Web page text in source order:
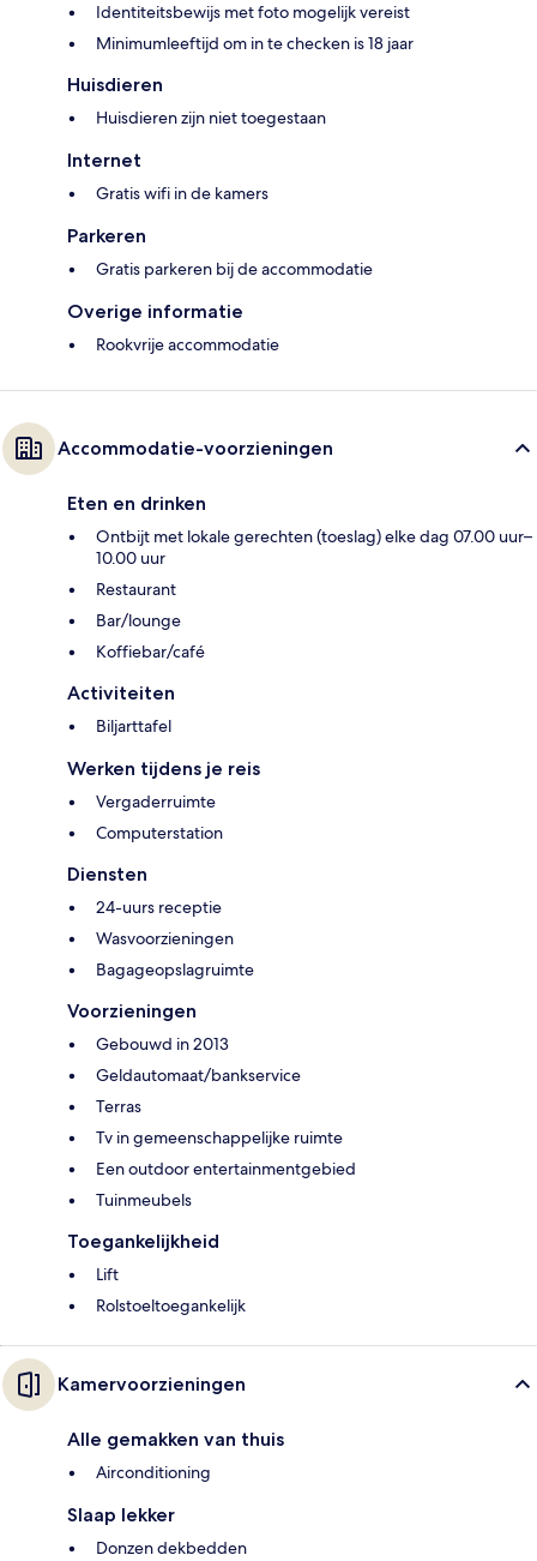
Identiteitsbewijs met foto mogelijk vereist
Minimumleeftijd om in te checken is 18 jaar
Huisdieren
Huisdieren zijn niet toegestaan
Internet
Gratis wifi in de kamers
Parkeren
Gratis parkeren bij de accommodatie
Overige informatie
Rookvrije accommodatie
Accommodatie-voorzieningen
Eten en drinken
Ontbijt met lokale gerechten (toeslag) elke dag 07.00 uur–
10.00 uur
Restaurant
Bar/lounge
Koffiebar/café
Activiteiten
Biljarttafel
Werken tijdens je reis
Vergaderruimte
Computerstation
Diensten
24-uurs receptie
Wasvoorzieningen
Bagageopslagruimte
Voorzieningen
Gebouwd in 2013
Geldautomaat/bankservice
Terras
Tv in gemeenschappelijke ruimte
Een outdoor entertainmentgebied
Tuinmeubels
Toegankelijkheid
Lift
Rolstoeltoegankelijk
Kamervoorzieningen
Alle gemakken van thuis
Airconditioning
Slaap lekker
Donzen dekbedden